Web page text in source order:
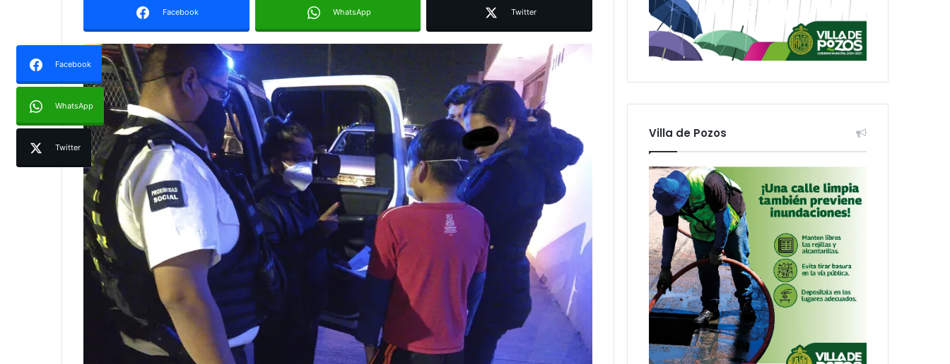
Facebook WhatsApp Twitter
Facebook
WhatsApp
Twitter
Villa de Pozos